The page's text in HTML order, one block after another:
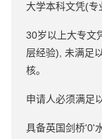
大学本科文凭(专
30岁以上大专文
层经验), 未满足
核。
申请人必须满足
具备英国剑桥'0'